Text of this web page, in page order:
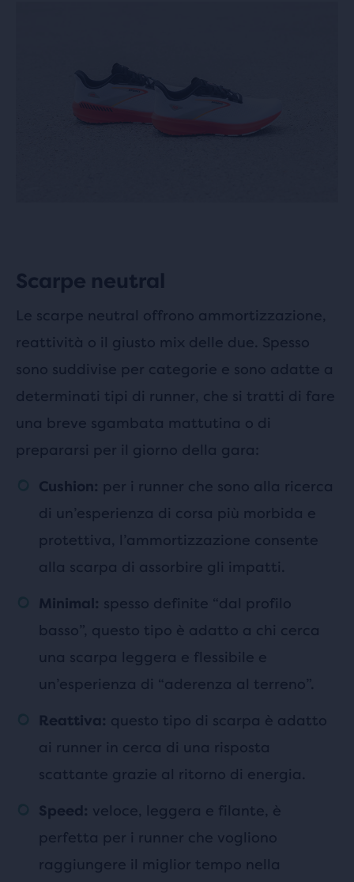
Scarpe neutral
Le scarpe neutral offrono ammortizzazione,
reattività o il giusto mix delle due. Spesso
sono suddivise per categorie e sono adatte a
determinati tipi di runner, che si tratti di fare
una breve sgambata mattutina o di
prepararsi per il giorno della gara:
Cushion: per i runner che sono alla ricerca
di un’esperienza di corsa più morbida e
protettiva, l’ammortizzazione consente
alla scarpa di assorbire gli impatti.
Minimal: spesso definite “dal profilo
basso”, questo tipo è adatto a chi cerca
una scarpa leggera e flessibile e
un’esperienza di “aderenza al terreno”.
Reattiva: questo tipo di scarpa è adatto
ai runner in cerca di una risposta
scattante grazie al ritorno di energia.
Speed: veloce, leggera e filante, è
perfetta per i runner che vogliono
raggiungere il miglior tempo nella